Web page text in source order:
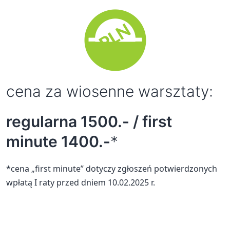
cena za wiosenne warsztaty:
regularna 1500.- / first
minute 1400.-*
*cena „first minute” dotyczy zgłoszeń potwierdzonych
wpłatą I raty przed dniem 10.02.2025 r.